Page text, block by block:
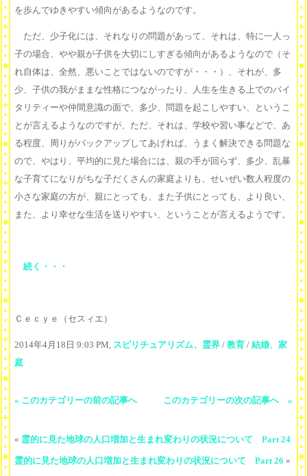
を歩んでゆきやすい傾向があるようなのです。
ただ、少子化には、それなりの問題があって、それは、特に一人っ
子の場合、やや親が子供を大切にしすぎる傾向があるようなので（そ
れ自体は、全然、悪いことではないのですが・・・）、それが、多
少、子供の我がままな性格につながったり、人生を生きる上でのバイ
タリティーや仲間意識の面で、多少、問題を起こしやすい、というこ
とが言えるようなのですが、ただ、それは、学校や習い事などで、あ
る程度、周りがバックアップしてあげれば、うまく解決できる問題な
ので、やはり、平均的に見た場合には、親の手が回らず、多少、乱暴
な子育てになりがちな子だくさんの家庭よりも、せいぜい数人程度の
小さな家庭の方が、親にとっても、また子供にとっても、より良い、
また、より幸せな生活を送りやすい、ということが言えるようです。
続く・・・
Ｃｅｃｙｅ（セスィエ）
2014年4月18日 9:03 PM, スピリチュアリズム、霊界 / 教育 / 結婚、家
庭
« このカテゴリーの前の記事へ このカテゴリーの次の記事へ »
« 霊的に見た地球の人口増加と生まれ変わりの状況について Part 24
霊的に見た地球の人口増加と生まれ変わりの状況について Part 26 »